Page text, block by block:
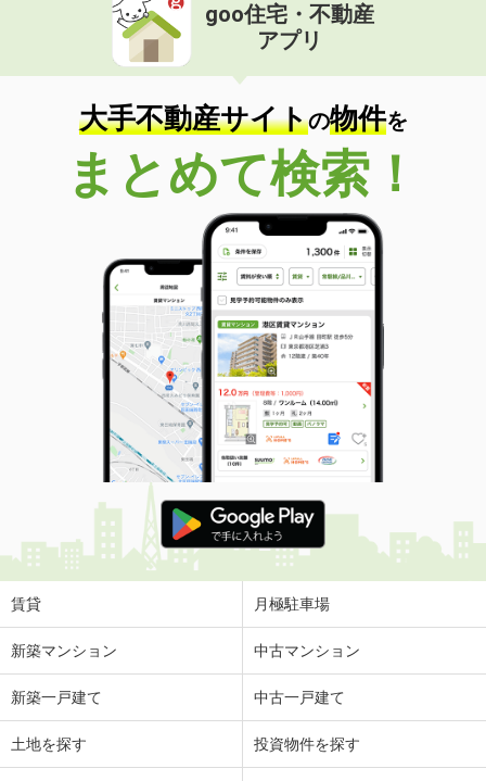
goo住宅・不動産
アプリ
大手不動産サイトの物件を
まとめて検索！
賃貸 月極駐車場
新築マンション 中古マンション
新築一戸建て 中古一戸建て
土地を探す 投資物件を探す